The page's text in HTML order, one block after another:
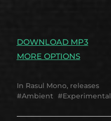
DOWNLOAD MP3
MORE OPTIONS
In Rasul Mono, releases
Ambient
Experimental